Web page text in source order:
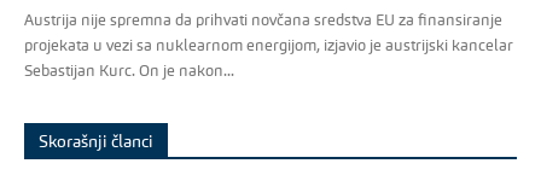
Austrija nije spremna da prihvati novčana sredstva EU za finansiranje
projekata u vezi sa nuklearnom energijom, izjavio je austrijski kancelar
Sebastijan Kurc. On je nakon...
Skorašnji članci